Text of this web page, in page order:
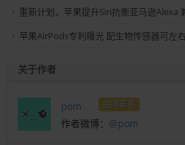
重新计划，苹果提升Siri抗衡亚马逊Alexa
苹果AirPods专利曝光 配生物传感器可左
关于作者
pom 金牌笛客
作者微博： @pom